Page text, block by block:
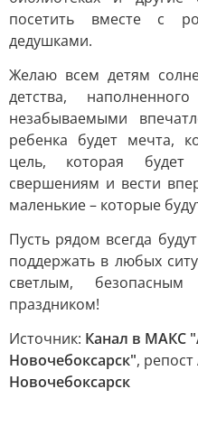
посетить вместе с
дедушками.
Желаю всем детям
детства,
незабываемыми
ребенка будет мечта,
цель, которая
свершениям и вести
маленькие – которые
Пусть рядом всегда
поддержать в любых
светлым,
праздником!
Источник: Канал в МАКС
Новочебоксарск", репост
Новочебоксарск